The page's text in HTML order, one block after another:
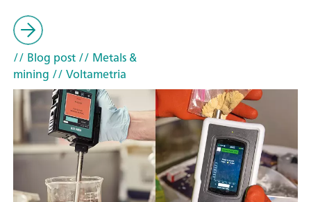
// Blog post// Metals &
mining // Voltametria